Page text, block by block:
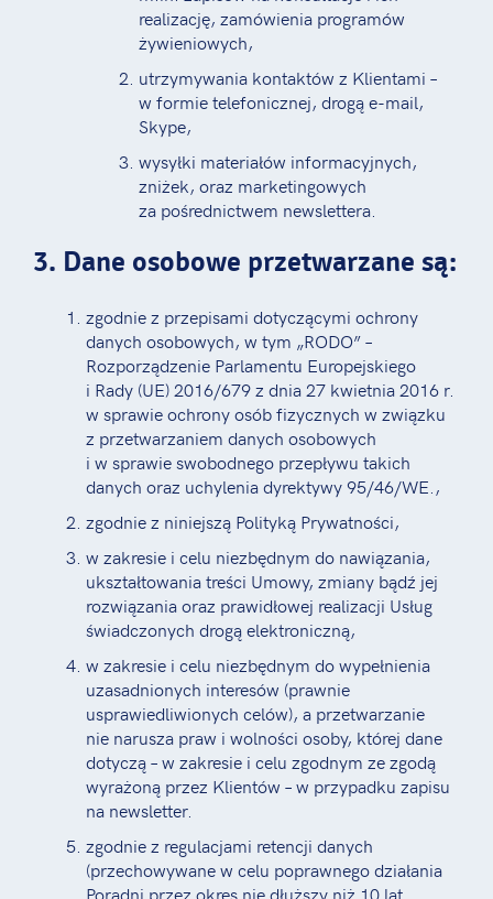
realizację, zamówienia programów
żywieniowych,
utrzymywania kontaktów z Klientami –
w formie telefonicznej, drogą e-mail,
Skype,
wysyłki materiałów informacyjnych,
zniżek, oraz marketingowych
za pośrednictwem newslettera.
3. Dane osobowe przetwarzane są:
zgodnie z przepisami dotyczącymi ochrony
danych osobowych, w tym „RODO” –
Rozporządzenie Parlamentu Europejskiego
i Rady (UE) 2016/679 z dnia 27 kwietnia 2016 r.
w sprawie ochrony osób fizycznych w związku
z przetwarzaniem danych osobowych
i w sprawie swobodnego przepływu takich
danych oraz uchylenia dyrektywy 95/46/WE.,
zgodnie z niniejszą Polityką Prywatności,
w zakresie i celu niezbędnym do nawiązania,
ukształtowania treści Umowy, zmiany bądź jej
rozwiązania oraz prawidłowej realizacji Usług
świadczonych drogą elektroniczną,
w zakresie i celu niezbędnym do wypełnienia
uzasadnionych interesów (prawnie
usprawiedliwionych celów), a przetwarzanie
nie narusza praw i wolności osoby, której dane
dotyczą – w zakresie i celu zgodnym ze zgodą
wyrażoną przez Klientów – w przypadku zapisu
na newsletter.
zgodnie z regulacjami retencji danych
(przechowywane w celu poprawnego działania
Poradni przez okres nie dłuższy niż 10 lat